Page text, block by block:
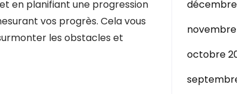
en planifiant une progression
vos progrès. Cela vous
les obstacles et
octobre